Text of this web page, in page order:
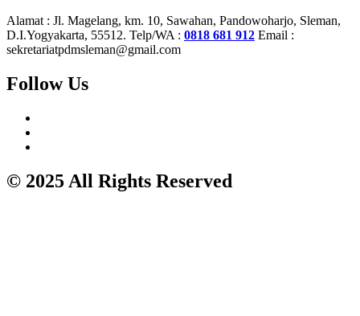
Alamat : Jl. Magelang, km. 10, Sawahan, Pandowoharjo, Sleman,
D.I.Yogyakarta, 55512. Telp/WA : 0818 681 912 Email :
sekretariatpdmsleman@gmail.com
Follow Us
© 2025 All Rights Reserved